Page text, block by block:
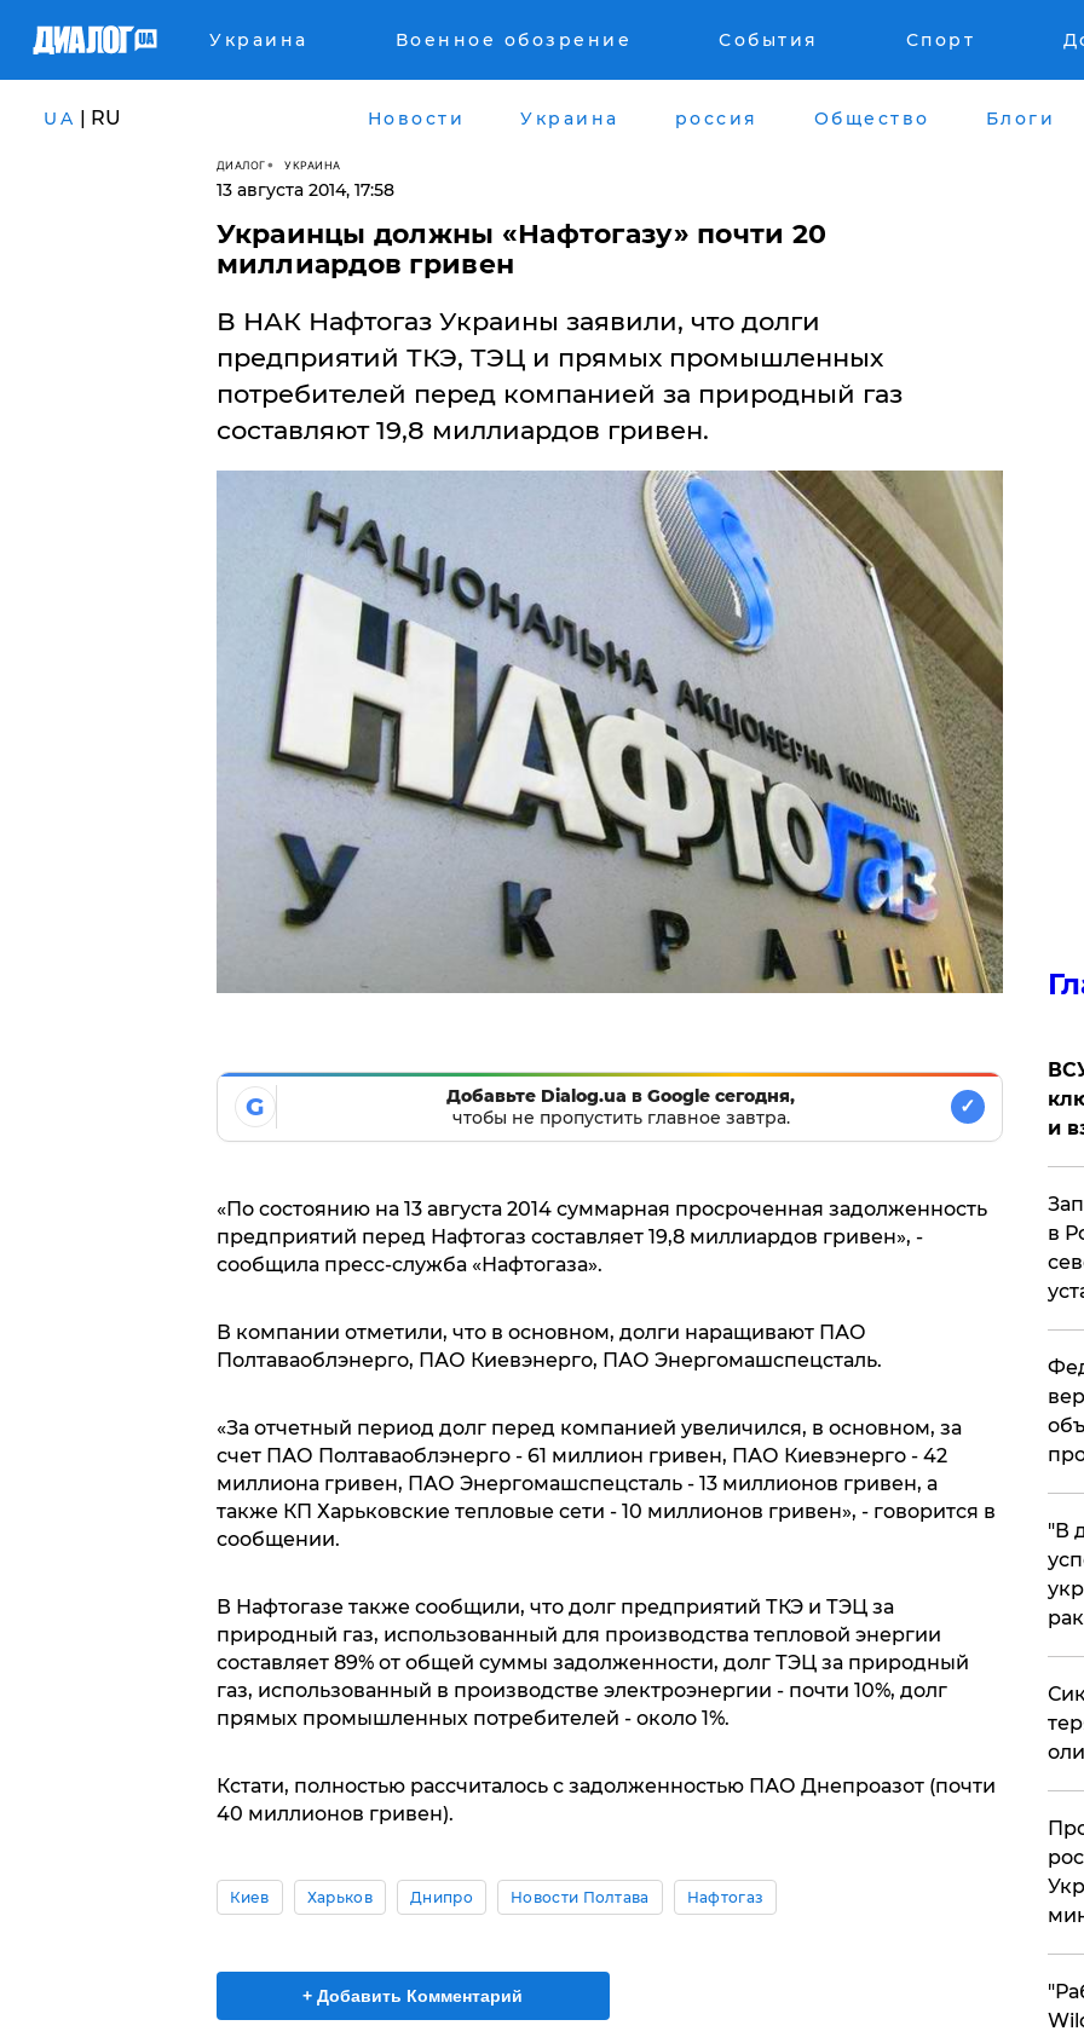
Украина Военное обозрение События Спорт
UA | RU Новости Украина россия Общество Блоги
ДИАЛОГ УКРАИНА
13 августа 2014, 17:58
Украинцы должны «Нафтогазу» почти 20
миллиардов гривен
В НАК Нафтогаз Украины заявили, что долги
предприятий ТКЭ, ТЭЦ и прямых промышленных
потребителей перед компанией за природный газ
составляют 19,8 миллиардов гривен.
G
Добавьте Dialog.ua в Google сегодня,
чтобы не пропустить главное завтра.
✓
«По состоянию на 13 августа 2014 суммарная просроченная задолженность
предприятий перед Нафтогаз составляет 19,8 миллиардов гривен», -
сообщила пресс-служба «Нафтогаза».
В компании отметили, что в основном, долги наращивают ПАО
Полтаваоблэнерго, ПАО Киевэнерго, ПАО Энергомашспецсталь.
«За отчетный период долг перед компанией увеличился, в основном, за
счет ПАО Полтаваоблэнерго - 61 миллион гривен, ПАО Киевэнерго - 42
миллиона гривен, ПАО Энергомашспецсталь - 13 миллионов гривен, а
также КП Харьковские тепловые сети - 10 миллионов гривен», - говорится в
сообщении.
В Нафтогазе также сообщили, что долг предприятий ТКЭ и ТЭЦ за
природный газ, использованный для производства тепловой энергии
составляет 89% от общей суммы задолженности, долг ТЭЦ за природный
газ, использованный в производстве электроэнергии - почти 10%, долг
прямых промышленных потребителей - около 1%.
Кстати, полностью рассчиталось с задолженностью ПАО Днепроазот (почти
40 миллионов гривен).
Киев Харьков Днипро Новости Полтава Нафтогаз
+ Добавить Комментарий
и
в
​"В